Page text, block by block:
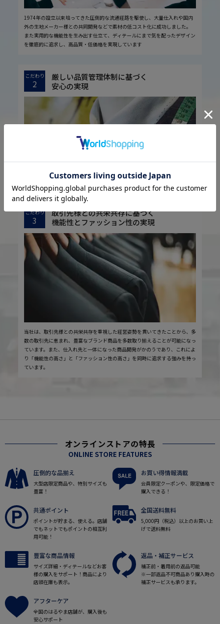
1974年の設立以来培ってきた圧倒的な流通経路を駆使し、大量仕入れや国内
外の生地メーカー様との共同開発などで素材の低コスト化に成功しました。
また実用的な機能性を生み出す仕立て、ディテールにまで気を配ったデザイン
を徹底的に追求し、高品質・低価格を実現しています
こだわり
2
厳しい品質管理体制に基づく
安心の実現
お客様に安心してお買い物していただくために、厳しい品質検査基準を設定し
こだわり
3
取引先様との共栄共存に基づく
機能性とファッション性の実現
当社は、取引先様との共栄共存を重視した経営姿勢を貫いてきたことから、多
数の取引先に恵まれ、豊富なブランド商品を多数取り揃えることが可能になっ
ています。また、仕入れ先と一体になった商品開発がかのうであり、これによ
り「機能性の高さ」と「ファッション性の高さ」を同時に追求する強みを持っ
ています。
オンラインストアの特長
ONLINE STORE FEATURES
圧倒的な品揃え
大型店限定商品や、特別サイズも
豊富！
お買い得情報満載
会員限定クーポンや、限定価格で
購入できる！
共通ポイント
ポイントが貯まる、使える。店舗
でもネットでもポイントの相互利
用可能！
全国送料無料
5,000円（税込）以上のお買い上
げで送料無料
豊富な商品情報
サイズ詳細・ディテールなどお客
様の購入をサポート！商品により
店頭在庫も表示。
返品・補正サービス
補正前・着用前の返品可能
※一部返品不可商品あり購入時の
補正サービスも承ります。
アフターケア
全国のはるやま店舗が、購入後も
安心サポート